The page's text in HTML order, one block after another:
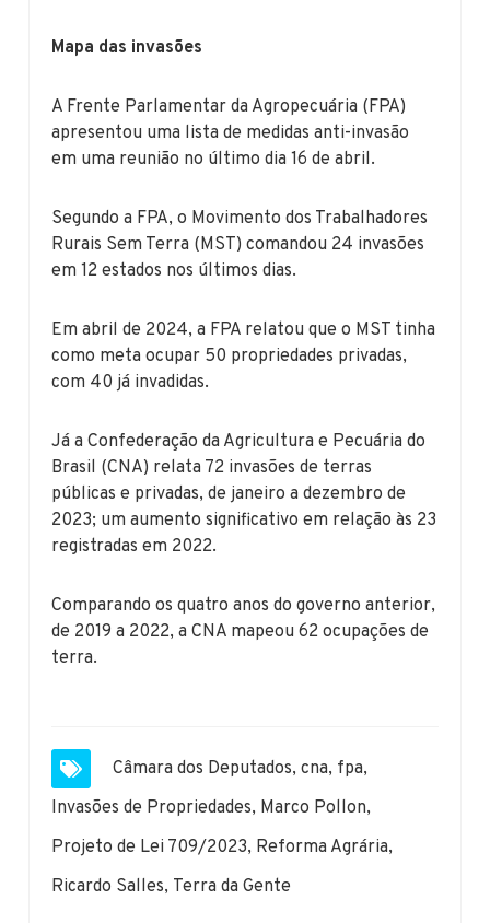
Mapa das invasões
A Frente Parlamentar da Agropecuária (FPA)
apresentou uma lista de medidas anti-invasão
em uma reunião no último dia 16 de abril.
Segundo a FPA, o Movimento dos Trabalhadores
Rurais Sem Terra (MST) comandou 24 invasões
em 12 estados nos últimos dias.
Em abril de 2024, a FPA relatou que o MST tinha
como meta ocupar 50 propriedades privadas,
com 40 já invadidas.
Já a Confederação da Agricultura e Pecuária do
Brasil (CNA) relata 72 invasões de terras
públicas e privadas, de janeiro a dezembro de
2023; um aumento significativo em relação às 23
registradas em 2022.
Comparando os quatro anos do governo anterior,
de 2019 a 2022, a CNA mapeou 62 ocupações de
terra.
Câmara dos Deputados,cna, fpa,
Invasões de Propriedades, Marco Pollon,
Projeto de Lei 709/2023, Reforma Agrária,
Ricardo Salles, Terra da Gente